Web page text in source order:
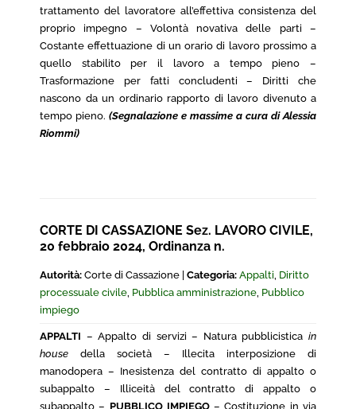
trattamento del lavoratore all’effettiva consistenza del
proprio impegno – Volontà novativa delle parti –
Costante effettuazione di un orario di lavoro prossimo a
quello stabilito per il lavoro a tempo pieno –
Trasformazione per fatti concludenti – Diritti che
nascono da un ordinario rapporto di lavoro divenuto a
tempo pieno. (Segnalazione e massime a cura di Alessia
Riommi)
CORTE DI CASSAZIONE Sez. LAVORO CIVILE,
20 febbraio 2024, Ordinanza n.
Autorità: Corte di Cassazione | Categoria: Appalti, Diritto
processuale civile, Pubblica amministrazione, Pubblico
impiego
APPALTI – Appalto di servizi – Natura pubblicistica in
house della società – Illecita interposizione di
manodopera – Inesistenza del contratto di appalto o
subappalto – Illiceità del contratto di appalto o
subappalto – PUBBLICO IMPIEGO– Costituzione in via